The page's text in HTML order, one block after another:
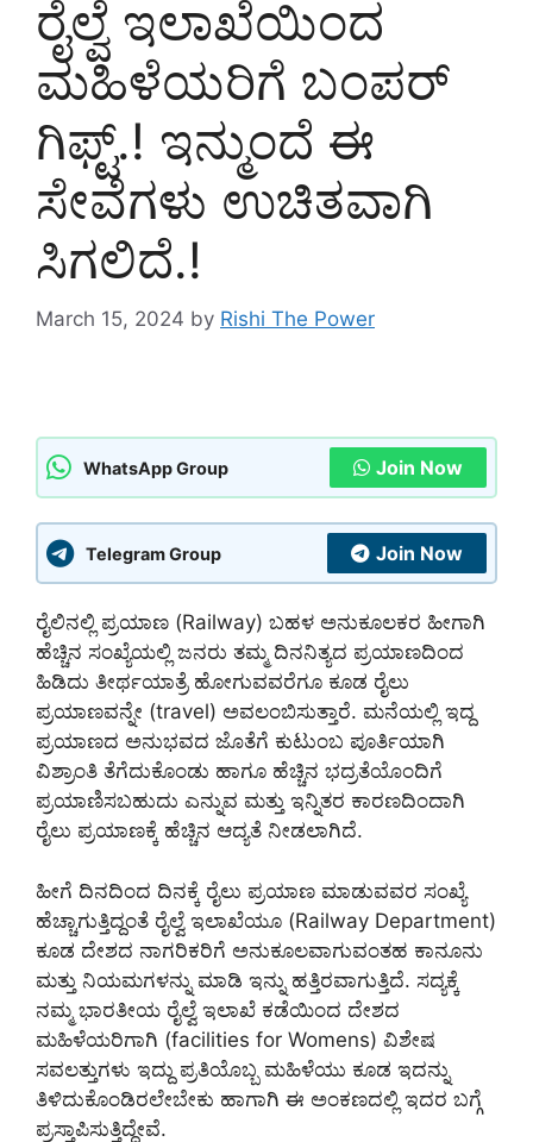
ರೈಲ್ವೆ ಇಲಾಖೆಯಿಂದ
ಮಹಿಳೆಯರಿಗೆ ಬಂಪರ್
ಗಿಫ್ಟ್.! ಇನ್ಮುಂದೆ ಈ
ಸೇವೆಗಳು ಉಚಿತವಾಗಿ
ಸಿಗಲಿದೆ.!
March 15, 2024 by Rishi The Power
WhatsApp Group Join Now
Telegram Group Join Now
ರೈಲಿನಲ್ಲಿ ಪ್ರಯಾಣ (Railway) ಬಹಳ ಅನುಕೂಲಕರ ಹೀಗಾಗಿ
ಹೆಚ್ಚಿನ ಸಂಖ್ಯೆಯಲ್ಲಿ ಜನರು ತಮ್ಮ ದಿನನಿತ್ಯದ ಪ್ರಯಾಣದಿಂದ
ಹಿಡಿದು ತೀರ್ಥಯಾತ್ರೆ ಹೋಗುವವರೆಗೂ ಕೂಡ ರೈಲು
ಪ್ರಯಾಣವನ್ನೇ (travel) ಅವಲಂಬಿಸುತ್ತಾರೆ. ಮನೆಯಲ್ಲಿ ಇದ್ದ
ಪ್ರಯಾಣದ ಅನುಭವದ ಜೊತೆಗೆ ಕುಟುಂಬ ಪೂರ್ತಿಯಾಗಿ
ವಿಶ್ರಾಂತಿ ತೆಗೆದುಕೊಂಡು ಹಾಗೂ ಹೆಚ್ಚಿನ ಭದ್ರತೆಯೊಂದಿಗೆ
ಪ್ರಯಾಣಿಸಬಹುದು ಎನ್ನುವ ಮತ್ತು ಇನ್ನಿತರ ಕಾರಣದಿಂದಾಗಿ
ರೈಲು ಪ್ರಯಾಣಕ್ಕೆ ಹೆಚ್ಚಿನ ಆದ್ಯತೆ ನೀಡಲಾಗಿದೆ.
ಹೀಗೆ ದಿನದಿಂದ ದಿನಕ್ಕೆ ರೈಲು ಪ್ರಯಾಣ ಮಾಡುವವರ ಸಂಖ್ಯೆ
ಹೆಚ್ಚಾಗುತ್ತಿದ್ದಂತೆ ರೈಲ್ವೆ ಇಲಾಖೆಯೂ (Railway Department)
ಕೂಡ ದೇಶದ ನಾಗರಿಕರಿಗೆ ಅನುಕೂಲವಾಗುವಂತಹ ಕಾನೂನು
ಮತ್ತು ನಿಯಮಗಳನ್ನು ಮಾಡಿ ಇನ್ನು ಹತ್ತಿರವಾಗುತ್ತಿದೆ. ಸದ್ಯಕ್ಕೆ
ನಮ್ಮ ಭಾರತೀಯ ರೈಲ್ವೆ ಇಲಾಖೆ ಕಡೆಯಿಂದ ದೇಶದ
ಮಹಿಳೆಯರಿಗಾಗಿ (facilities for Womens) ವಿಶೇಷ
ಸವಲತ್ತುಗಳು ಇದ್ದು ಪ್ರತಿಯೊಬ್ಬ ಮಹಿಳೆಯು ಕೂಡ ಇದನ್ನು
ತಿಳಿದುಕೊಂಡಿರಲೇಬೇಕು ಹಾಗಾಗಿ ಈ ಅಂಕಣದಲ್ಲಿ ಇದರ ಬಗ್ಗೆ
ಪ್ರಸ್ತಾಪಿಸುತ್ತಿದ್ದೇವೆ.